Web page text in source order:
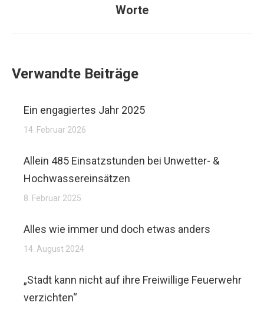
Worte
Verwandte Beiträge
Ein engagiertes Jahr 2025
14. Februar 2026
Allein 485 Einsatzstunden bei Unwetter- &
Hochwassereinsätzen
8. Februar 2025
Alles wie immer und doch etwas anders
14. August 2024
„Stadt kann nicht auf ihre Freiwillige Feuerwehr
verzichten“